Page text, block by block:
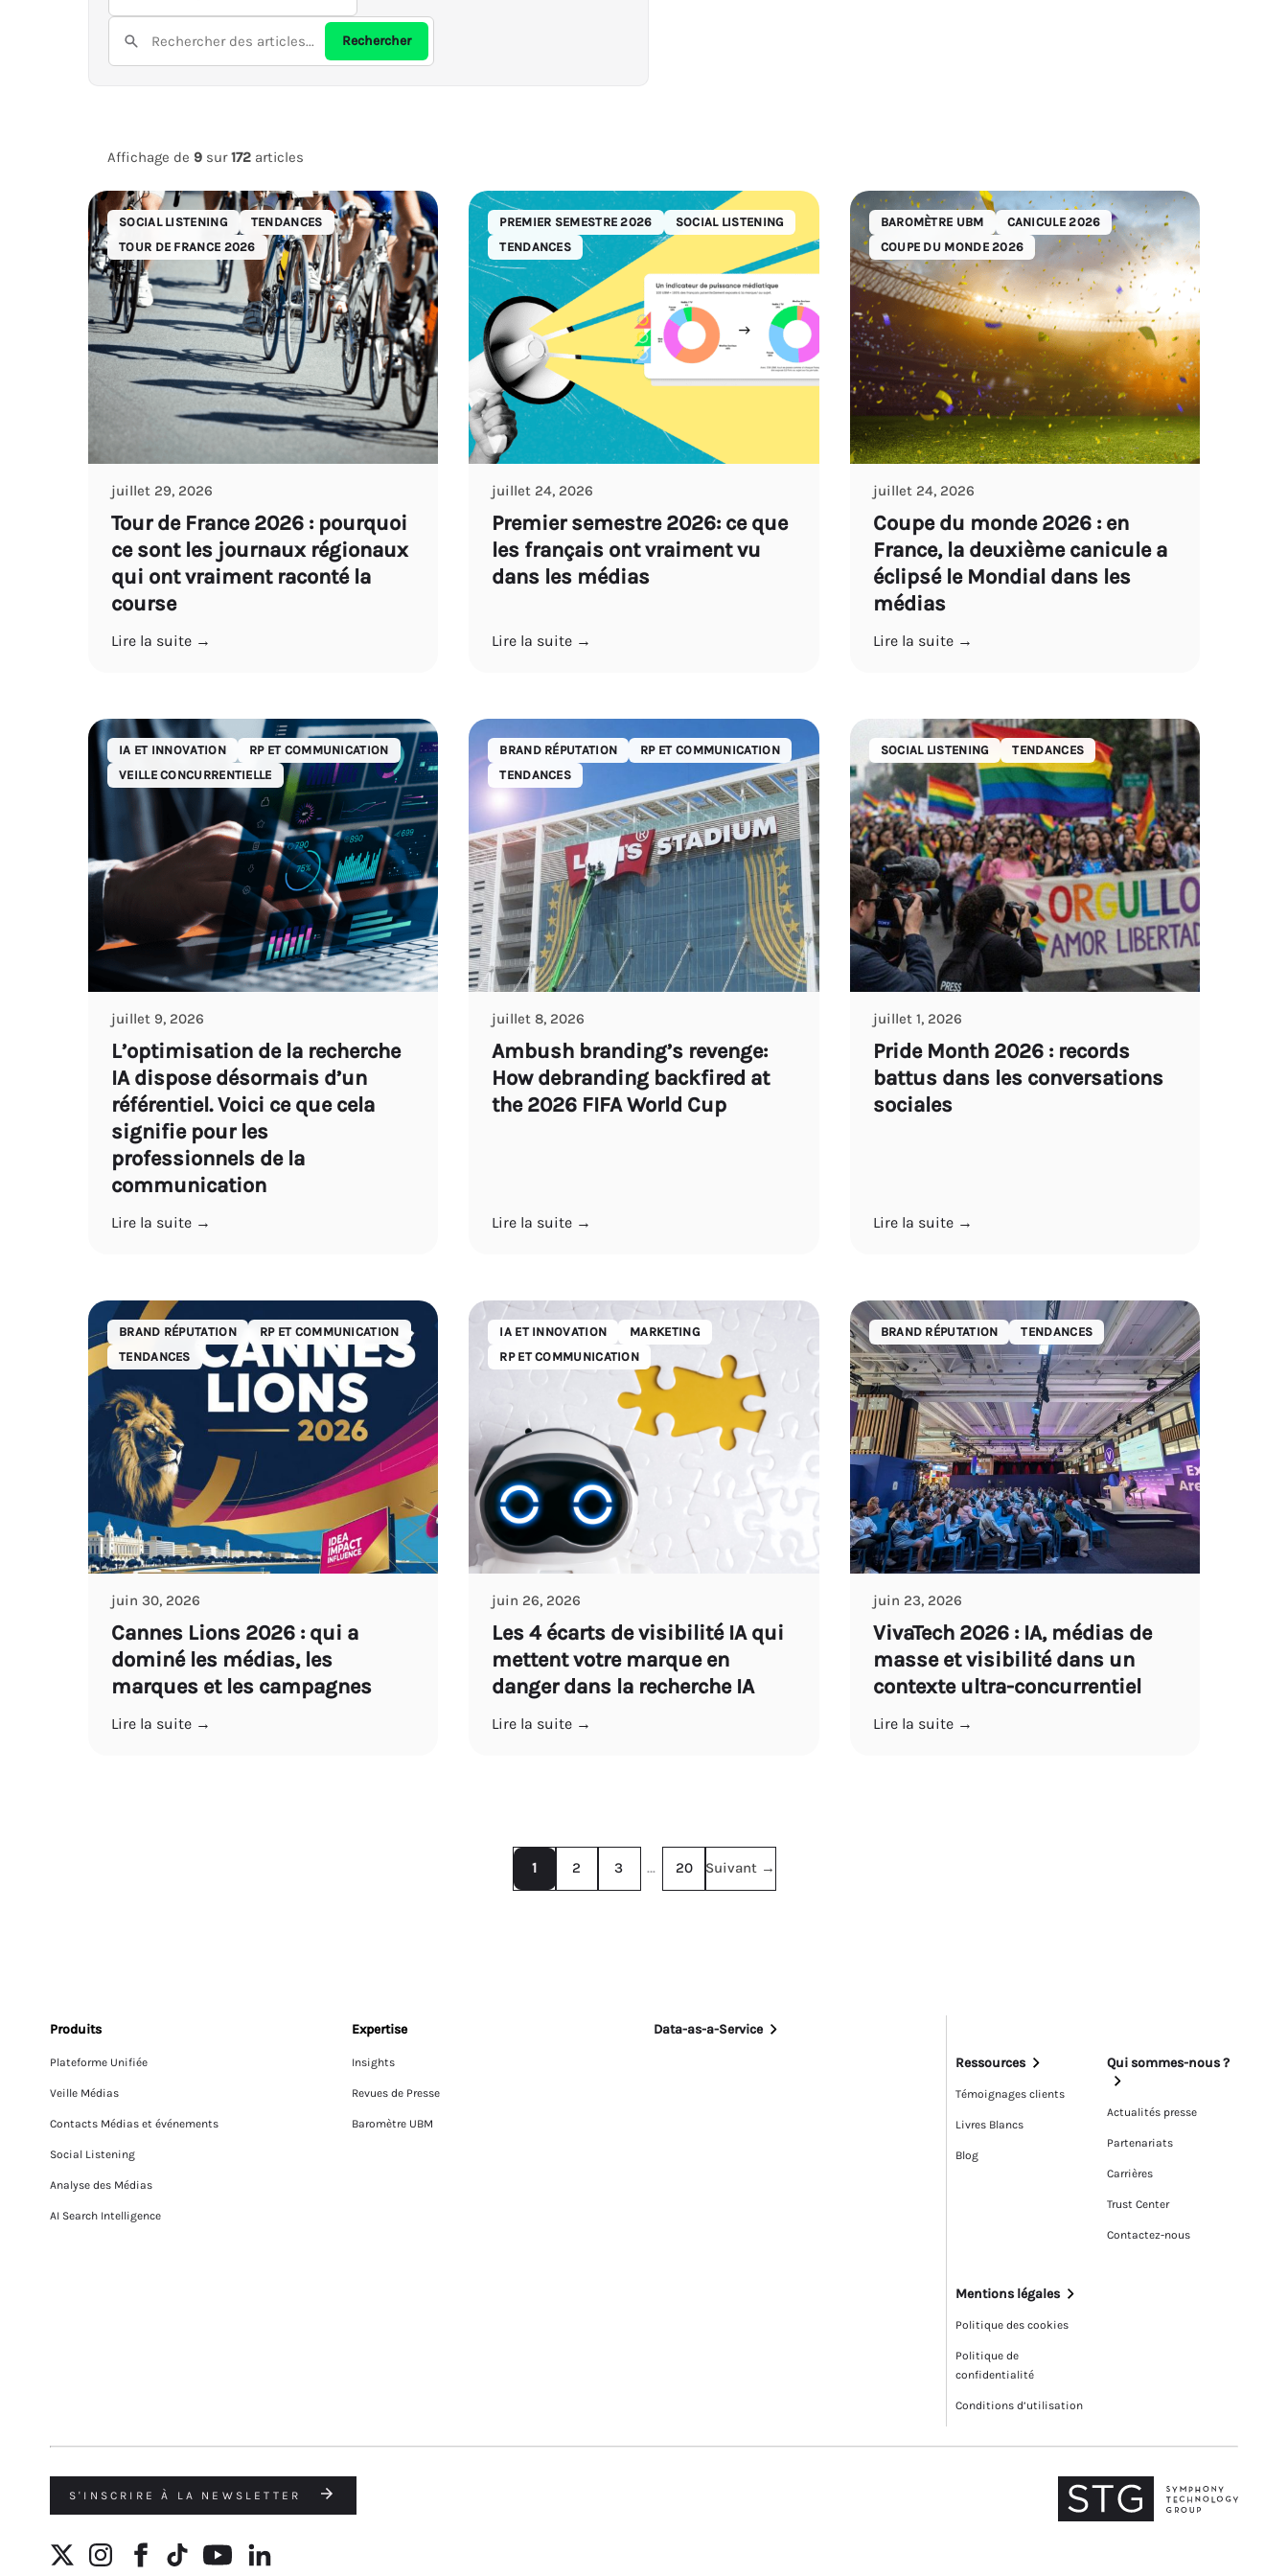
Sujets
Rechercher
Rechercher
Affichage de 9 sur172 articles
SOCIAL LISTENING
TENDANCES
TOUR DE FRANCE 2026
juillet 29, 2026
Tour de France 2026 : pourquoi
ce sont les journaux régionaux
qui ont vraiment raconté la
course
Lire la suite →
PREMIER SEMESTRE 2026
SOCIAL LISTENING
TENDANCES
juillet 24, 2026
Premier semestre 2026: ce que
les français ont vraiment vu
dans les médias
Lire la suite →
BAROMÈTRE UBM
CANICULE 2026
COUPE DU MONDE 2026
juillet 24, 2026
Coupe du monde 2026 : en
France, la deuxième canicule a
éclipsé le Mondial dans les
médias
Lire la suite →
IA ET INNOVATION
RP ET COMMUNICATION
VEILLE CONCURRENTIELLE
juillet 9, 2026
L’optimisation de la recherche
IA dispose désormais d’un
référentiel. Voici ce que cela
signifie pour les
professionnels de la
communication
Lire la suite →
BRAND RÉPUTATION
RP ET COMMUNICATION
TENDANCES
juillet 8, 2026
Ambush branding’s revenge:
How debranding backfired at
the 2026 FIFA World Cup
Lire la suite →
SOCIAL LISTENING TENDANCES
juillet 1, 2026
Pride Month 2026 : records
battus dans les conversations
sociales
Lire la suite →
BRAND RÉPUTATION
RP ET COMMUNICATION
TENDANCES
juin 30, 2026
Cannes Lions 2026 : qui a
dominé les médias, les
marques et les campagnes
Lire la suite →
IA ET INNOVATION
MARKETING
RP ET COMMUNICATION
juin 26, 2026
Les 4 écarts de visibilité IA qui
mettent votre marque en
danger dans la recherche IA
Lire la suite →
BRAND RÉPUTATION TENDANCES
juin 23, 2026
VivaTech 2026 : IA, médias de
masse et visibilité dans un
contexte ultra-concurrentiel
Lire la suite →
1 2 3 … 20 Suivant →
Produits
Plateforme Unifiée
Veille Médias
Contacts Médias et événements
Social Listening
Analyse des Médias
AI Search Intelligence
Expertise
Insights
Revues de Presse
Baromètre UBM
Data-as-a-Service
Ressources
Témoignages clients
Livres Blancs
Blog
Qui sommes-nous ?
Actualités presse
Partenariats
Carrières
Trust Center
Contactez-nous
Mentions légales
Politique des cookies
Politique de
confidentialité
Conditions d’utilisation
S'INSCRIRE À LA NEWSLETTER